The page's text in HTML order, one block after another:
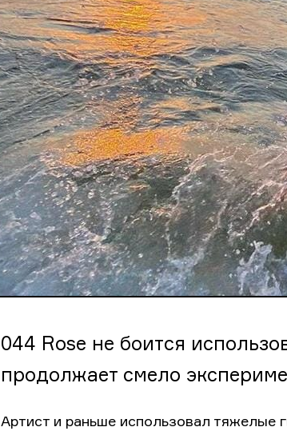
044 Rose не боится
продолжает смело
Артист и раньше использовал тяжелые